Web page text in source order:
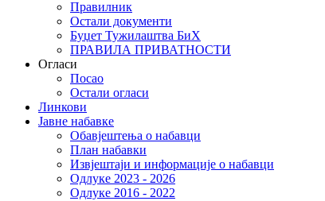
Правилник
Остали документи
Буџет Тужилаштва БиХ
ПРАВИЛА ПРИВАТНОСТИ
Огласи
Посао
Остали огласи
Линкови
Јавне набавке
Обавјештења о набавци
План набавки
Извјештаји и информације о набавци
Одлуке 2023 - 2026
Одлуке 2016 - 2022